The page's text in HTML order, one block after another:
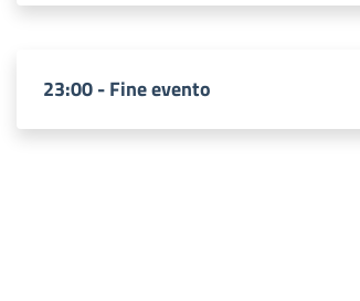
23:00 - Fine evento